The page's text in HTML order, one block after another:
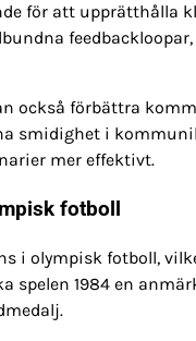
för att upprätthålla
också förbättra
smidighet i
mer effektivt.
fotboll
i olympisk fotboll,
spelen 1984 en